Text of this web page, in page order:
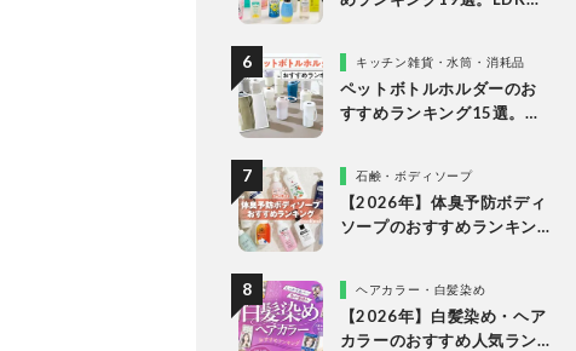
キッチン雑貨・水筒・消耗品
ペットボトルホルダーのお
すすめランキング15選。
石鹸・ボディソープ
【2026年】体臭予防ボディ
ソープのおすすめランキン
ヘアカラー・白髪染め
【2026年】白髪染め・ヘア
カラーのおすすめ人気ラン